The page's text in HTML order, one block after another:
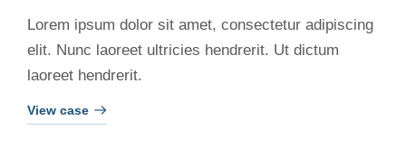
Lorem ipsum dolor sit amet, consectetur adipiscing
elit. Nunc laoreet ultricies hendrerit. Ut dictum
laoreet hendrerit.
View case